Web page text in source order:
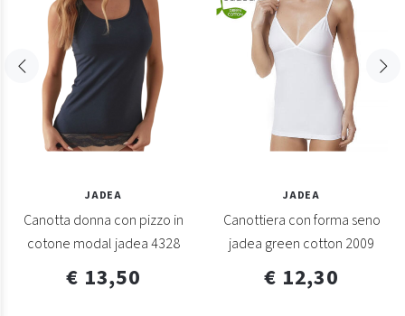
JADEA
Canotta donna con pizzo in
cotone modal jadea 4328
€ 13,50
JADEA
Canottiera con forma seno
jadea green cotton 2009
€ 12,30